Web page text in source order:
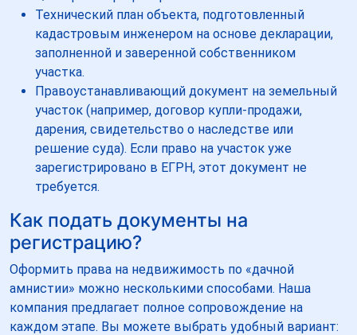
Технический план объекта, подготовленный
кадастровым инженером на основе декларации,
заполненной и заверенной собственником
участка.
Правоустанавливающий документ на земельный
участок (например, договор купли-продажи,
дарения, свидетельство о наследстве или
решение суда). Если право на участок уже
зарегистрировано в ЕГРН, этот документ не
требуется.
Как подать документы на
регистрацию?
Оформить права на недвижимость по «дачной
амнистии» можно несколькими способами. Наша
компания предлагает полное сопровождение на
каждом этапе. Вы можете выбрать удобный вариант: